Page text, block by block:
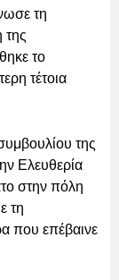
τη
της
το
τέτοια
της
Ελευθερία
στην πόλη
τη
που επέβαινε